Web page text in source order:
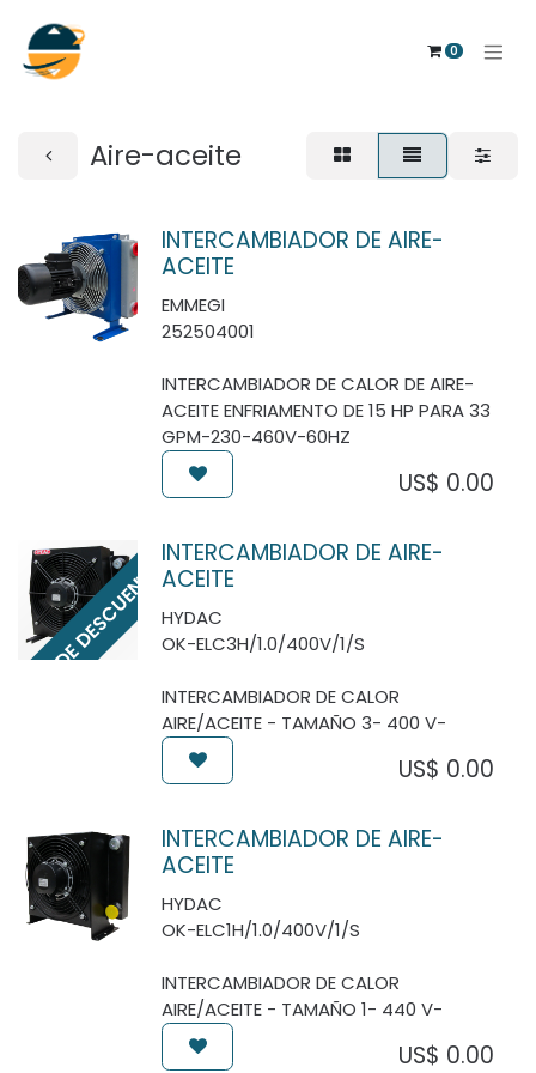
0
Aire-aceite
INTERCAMBIADOR DE AIRE-
ACEITE
EMMEGI
252504001
INTERCAMBIADOR DE CALOR DE AIRE-
ACEITE ENFRIAMENTO DE 15 HP PARA 33
GPM-230-460V-60HZ
US$ 0.00
2% DE DESCUENTO*INTERCAMBIADOR DE AIRE-
ACEITE
HYDAC
OK-ELC3H/1.0/400V/1/S
INTERCAMBIADOR DE CALOR
AIRE/ACEITE - TAMAÑO 3- 400 V-
US$ 0.00
INTERCAMBIADOR DE AIRE-
ACEITE
HYDAC
OK-ELC1H/1.0/400V/1/S
INTERCAMBIADOR DE CALOR
AIRE/ACEITE - TAMAÑO 1- 440 V-
US$ 0.00